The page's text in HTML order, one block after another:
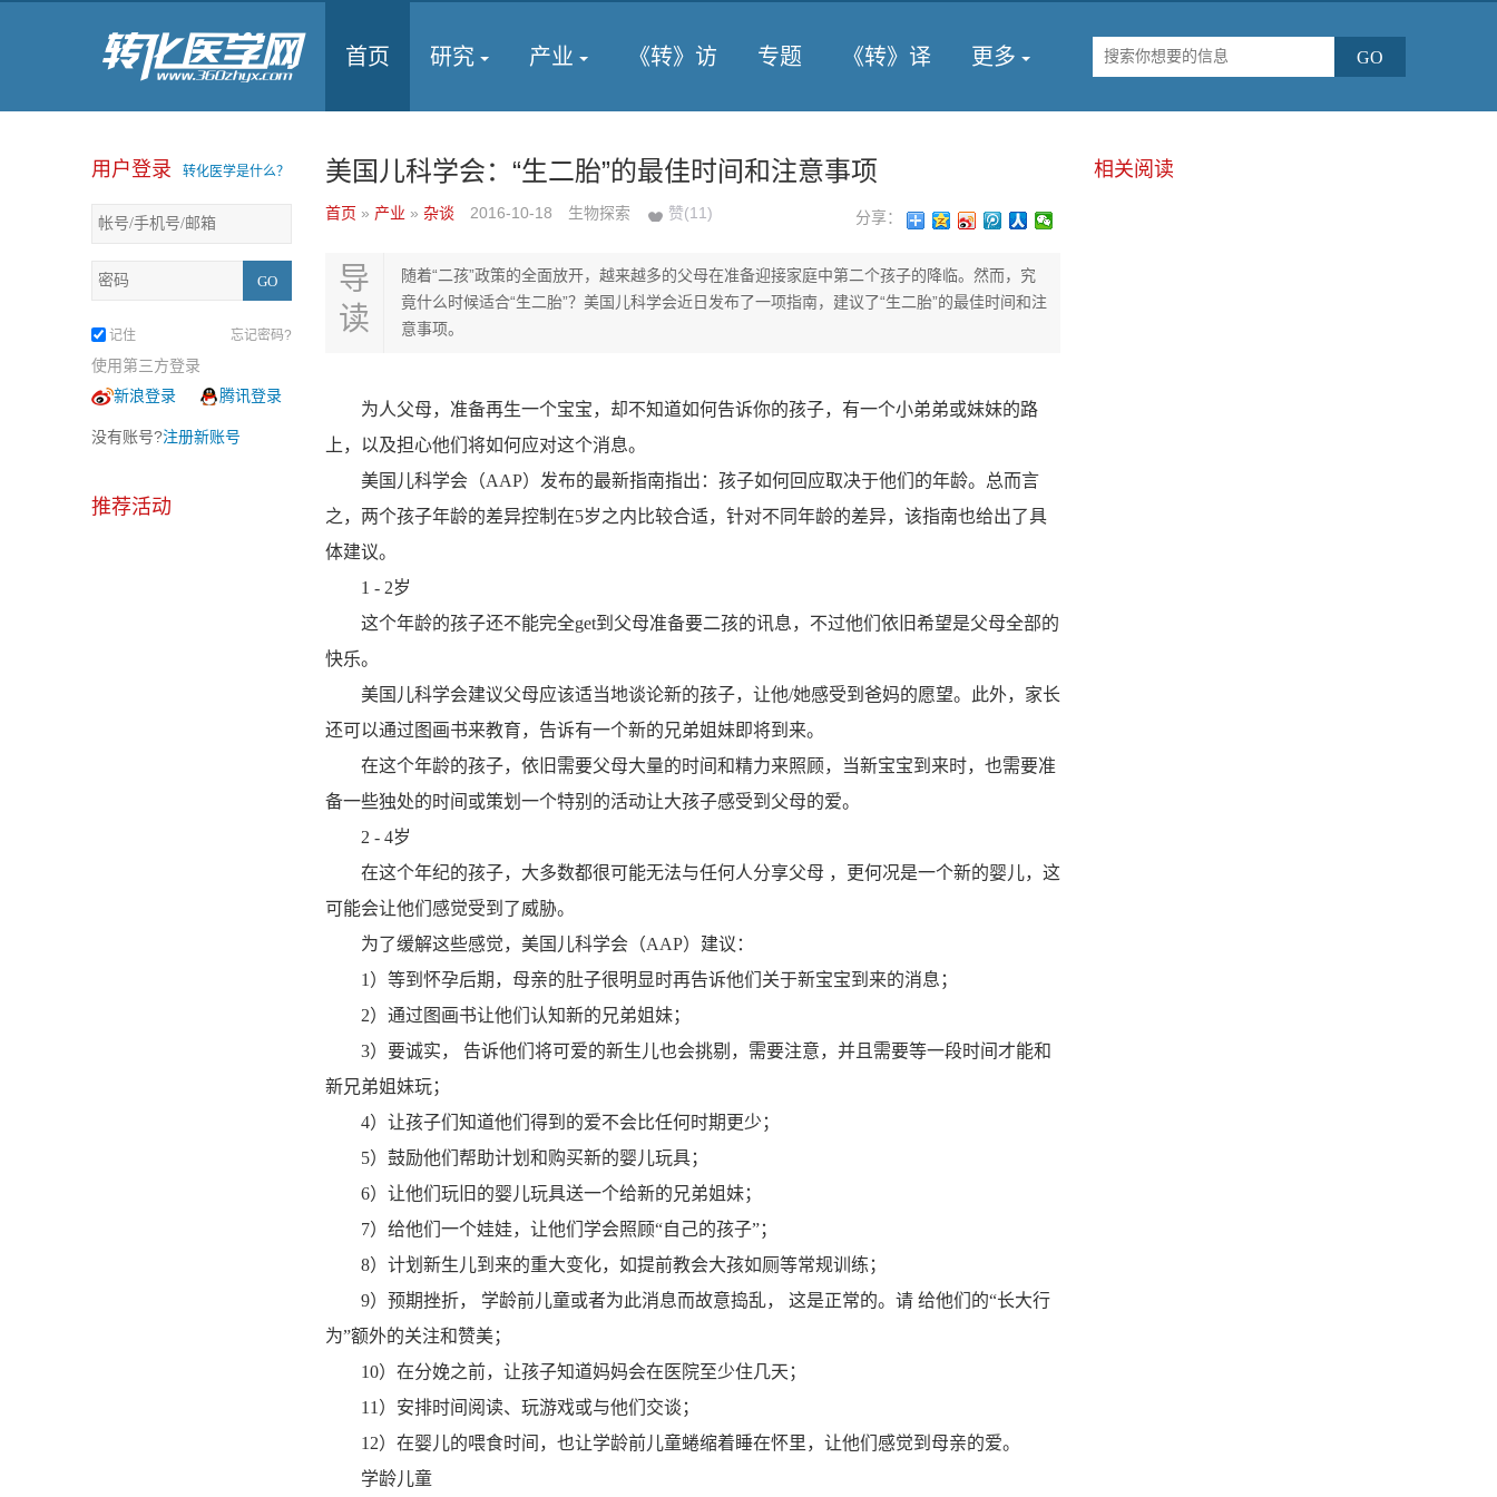
首页 研究 产业 《转》访 专题 《转》译 更多
用户登录 转化医学是什么？
记住 忘记密码?
使用第三方登录
新浪登录
腾讯登录
没有账号?注册新账号
推荐活动
美国儿科学会：“生二胎”的最佳时间和注意事项
首页 » 产业 » 杂谈 2016-10-18 生物探索 赞(11) 分享：
导
读
随着“二孩”政策的全面放开，越来越多的父母在准备迎接家庭中第二个孩子的降临。然而，究
竟什么时候适合“生二胎”？美国儿科学会近日发布了一项指南，建议了“生二胎”的最佳时间和注
意事项。
为人父母，准备再生一个宝宝，却不知道如何告诉你的孩子，有一个小弟弟或妹妹的路
上，以及担心他们将如何应对这个消息。
美国儿科学会（AAP）发布的最新指南指出：孩子如何回应取决于他们的年龄。总而言
之，两个孩子年龄的差异控制在5岁之内比较合适，针对不同年龄的差异，该指南也给出了具
体建议。
1 - 2岁
这个年龄的孩子还不能完全get到父母准备要二孩的讯息，不过他们依旧希望是父母全部的
快乐。
美国儿科学会建议父母应该适当地谈论新的孩子，让他/她感受到爸妈的愿望。此外，家长
还可以通过图画书来教育，告诉有一个新的兄弟姐妹即将到来。
在这个年龄的孩子，依旧需要父母大量的时间和精力来照顾，当新宝宝到来时，也需要准
备一些独处的时间或策划一个特别的活动让大孩子感受到父母的爱。
2 - 4岁
在这个年纪的孩子，大多数都很可能无法与任何人分享父母 ，更何况是一个新的婴儿，这
可能会让他们感觉受到了威胁。
为了缓解这些感觉，美国儿科学会（AAP）建议：
1）等到怀孕后期，母亲的肚子很明显时再告诉他们关于新宝宝到来的消息；
2）通过图画书让他们认知新的兄弟姐妹；
3）要诚实， 告诉他们将可爱的新生儿也会挑剔，需要注意，并且需要等一段时间才能和
新兄弟姐妹玩；
4）让孩子们知道他们得到的爱不会比任何时期更少；
5）鼓励他们帮助计划和购买新的婴儿玩具；
6）让他们玩旧的婴儿玩具送一个给新的兄弟姐妹；
7）给他们一个娃娃，让他们学会照顾“自己的孩子”；
8）计划新生儿到来的重大变化，如提前教会大孩如厕等常规训练；
9）预期挫折， 学龄前儿童或者为此消息而故意捣乱， 这是正常的。请 给他们的“长大行
为”额外的关注和赞美；
10）在分娩之前，让孩子知道妈妈会在医院至少住几天；
11）安排时间阅读、玩游戏或与他们交谈；
12）在婴儿的喂食时间，也让学龄前儿童蜷缩着睡在怀里，让他们感觉到母亲的爱。
学龄儿童
相关阅读